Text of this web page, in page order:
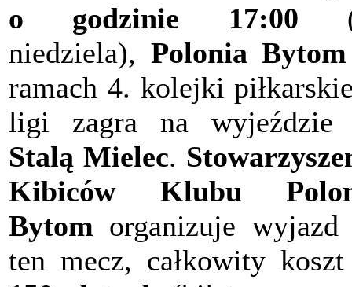
o godzinie 17:00
niedziela), Polonia Bytom
ramach 4. kolejki
ligi zagra na wyjeździe
Stalą Mielec.
Kibiców Klubu
Bytom organizuje wyjazd
ten mecz, całkowity